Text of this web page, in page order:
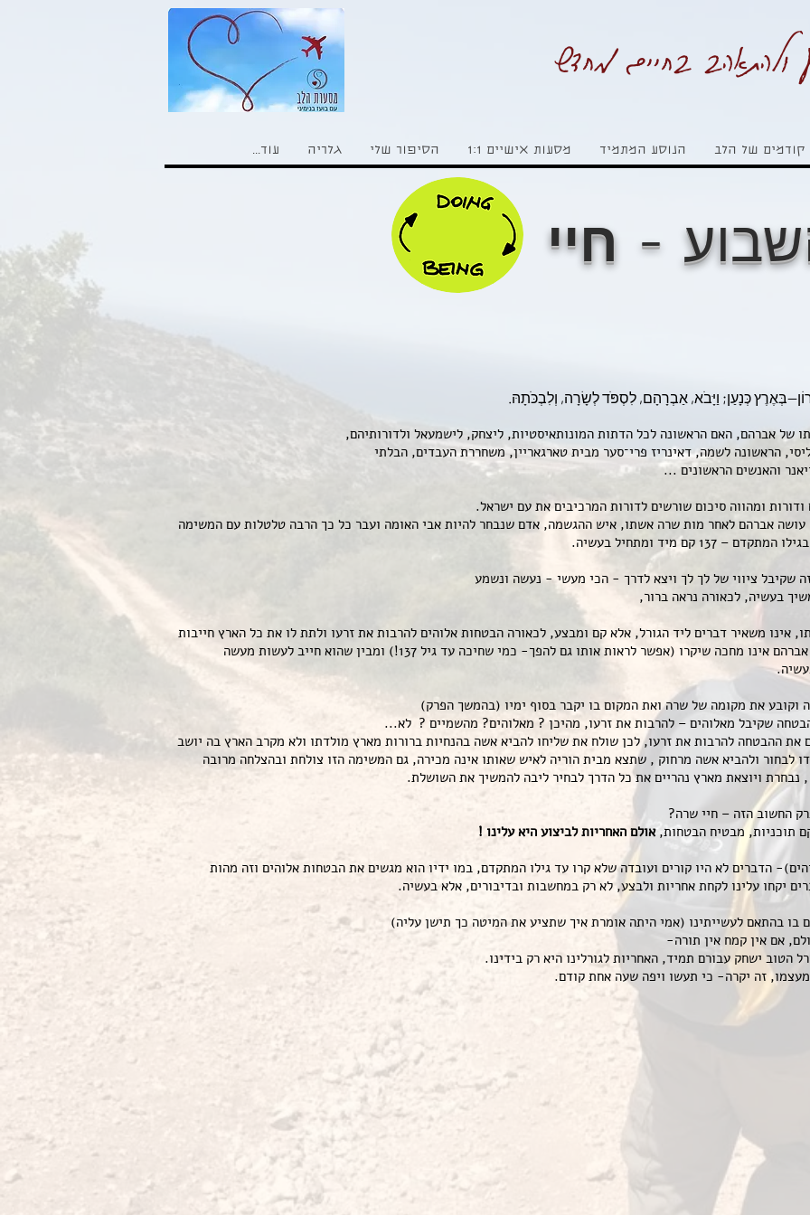
ולהתאהב בחיים מחדש
קודמים של הלב הנוסע המתמיד מסעות אישיים 1:1 הסיפור שלי גלריה עוד...
- חיי
בְּאֶרֶץ כְּנָעַן; וַיָּבֹא, אַבְרָהָם, לִסְפֹּד לְשָׂרָה, וְלִבְכֹּתָהּ.
אברהם, האם הראשונה לכל הדתות המונותאיסטיות, ליצחק, לישמעאל ולדורותיהם,
הראשונה לשמה, דאינריז פרי־סער מבית טארגאריין, משחררת העבדים, הבלתי
והאנשים הראשונים ...
ומהווה סיכום שורשים לדורות המרכיבים את עם ישראל.
אברהם לאחר מות שרה אשתו, איש ההגשמה, אדם שנבחר להיות אבי האומה ועבר כל כך הרבה טלטלות עם המשימה
קם מיד ומתחיל בעשיה.
שקיבל ציווי של לך לך ויצא לדרך - הכי מעשי - נעשה ונשמע
בעשיה, לכאורה נראה ברור,
אינו משאיר דברים ליד הגורל, אלא קם ומבצע, לכאורה הבטחות אלוהים להרבות את זרעו ולתת לו את כל הארץ חייבות
להתקיים, כי הרי הן הבטחות אלוהים, אולם אברהם אינו מחכה שיקרו (אפשר לראות אותו גם להפך- כמי שחיכה עד גיל 137!) ומבין שהוא חייב לעשות מעשה
וקובע את מקומה של שרה ואת המקום בו יקבר בסוף ימיו (בהמשך הפרק)
שקיבל מאלוהים – להרבות את זרעו, מהיכן ? מאלוהים? מהשמיים ? לא...
ההבטחה להרבות את זרעו, לכן שולח את שליחו להביא אשה בהנחיות ברורות מארץ מולדתו ולא מקרב הארץ בה יושב
לבחור ולהביא אשה מרחוק , שתצא מבית הוריה לאיש שאותו אינה מכירה, גם המשימה הזו צולחת ובהצלחה מרובה
ויוצאת מארץ נהריים את כל הדרך לבחיר ליבה להמשיך את השושלת.
החשוב הזה – חיי שרה?
תוכניות, מבטיח הבטחות,אולם האחריות לביצוע היא עלינו !
הדברים לא היו קורים ועובדה שלא קרו עד גילו המתקדם, במו ידיו הוא מגשים את הבטחות אלוהים וזה מהות
יקחו עלינו לקחת אחריות ולבצע, לא רק במחשבות ובדיבורים, אלא בעשיה.
בו בהתאם לעשייתינו (אמי היתה אומרת איך שתציע את המיטה כך תישן עליה)
אם אין קמח אין תורה-
הטוב ישחק עבורם תמיד, האחריות לגורלינו היא רק בידינו.
זה יקרה- כי תעשו ויפה שעה אחת קודם.